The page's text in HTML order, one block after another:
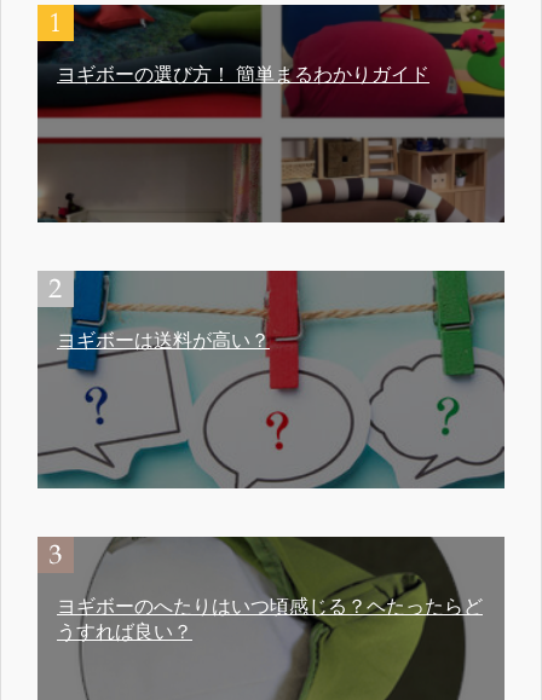
ヨギボーの選び方！ 簡単まるわかりガイド
ヨギボーは送料が高い？
ヨギボーのへたりはいつ頃感じる？ヘたったらど
うすれば良い？